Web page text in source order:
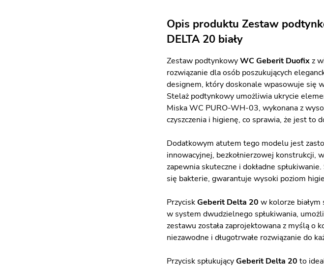
Opis produktu Zestaw
DELTA 20 biały
Zestaw podtynkowyWC Geberit Duofixz
rozwiązanie dla osób poszukujących
designem, który doskonale wpasowuje się
Stelaż podtynkowy umożliwia ukrycie
Miska WC PURO-WH-03, wykonana z
czyszczenia i higienę, co sprawia, że jest to
Dodatkowym atutem tego modelu jest
innowacyjnej, bezkołnierzowej konstrukcji,
zapewnia skuteczne i dokładne
się bakterie, gwarantuje wysoki poziom
PrzyciskGeberit Delta 20 w kolorze
w system dwudzielnego spłukiwania,
zestawu została zaprojektowana z myślą o
niezawodne i długotrwałe rozwiązanie do
Przycisk spłukującyGeberit Delta 20 to